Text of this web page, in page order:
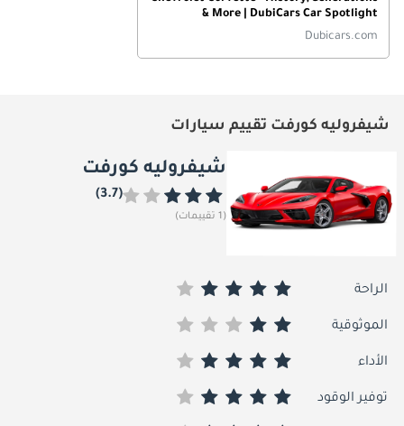
& More | DubiCars Car Spotlight
Dubicars.com
شيفروليه كورفت تقييم سيارات
شيفروليه كورفت
(3.7)
(1 تقييمات)
الراحة
الموثوقية
الأداء
توفير الوقود